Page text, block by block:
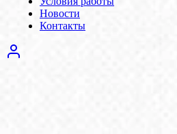
Новости
Контакты